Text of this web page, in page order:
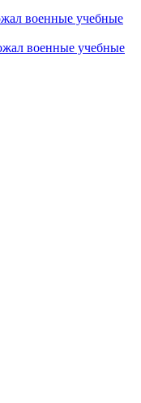
военные учебные
военные учебные